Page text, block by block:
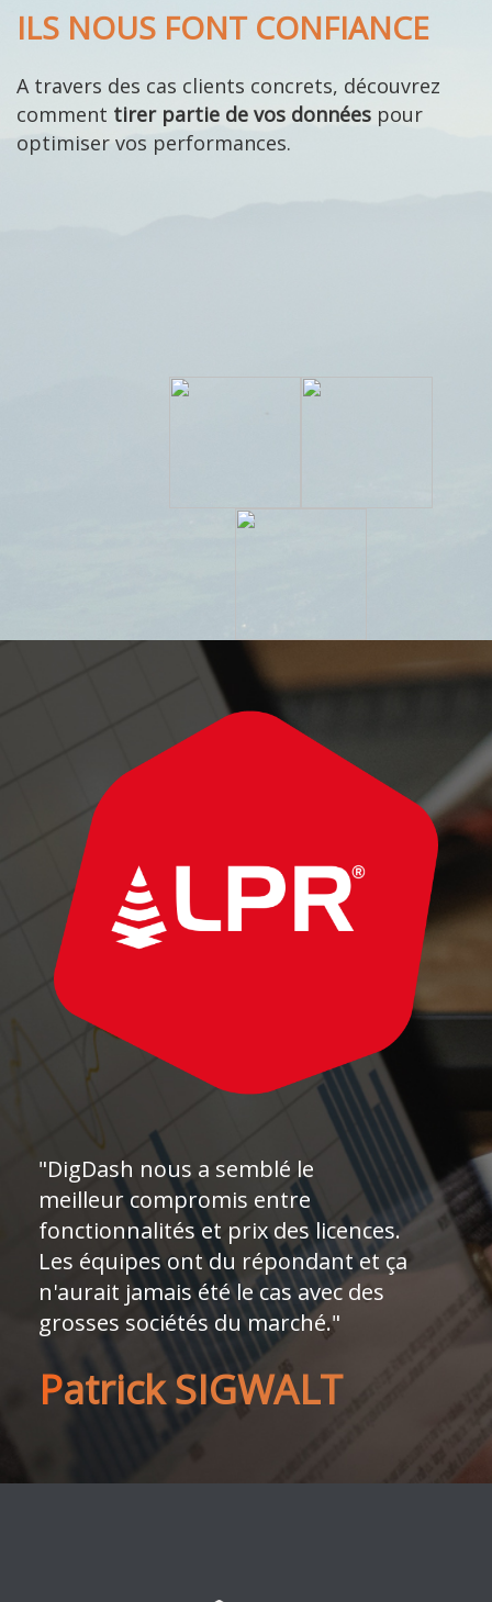
ILS NOUS FONT CONFIANCE
A travers des cas clients concrets, découvrez
comment tirer partie de vos données pour
optimiser vos performances.
"DigDash nous a semblé le
meilleur compromis entre
fonctionnalités et prix des licences.
Les équipes ont du répondant et ça
n'aurait jamais été le cas avec des
grosses sociétés du marché."
Patrick SIGWALT